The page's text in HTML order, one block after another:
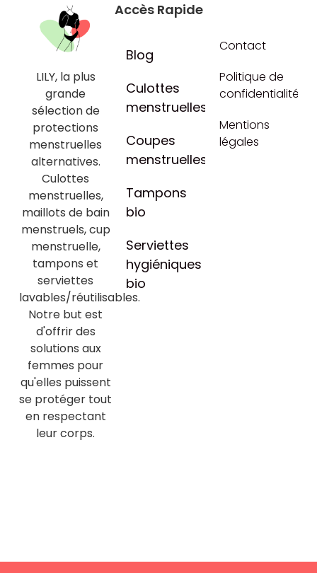
LILY, la plus
grande
sélection de
protections
menstruelles
alternatives.
Culottes
menstruelles,
maillots de bain
menstruels, cup
menstruelle,
tampons et
serviettes
lavables/réutilisables.
Notre but est
d'offrir des
solutions aux
femmes pour
qu'elles puissent
se protéger tout
en respectant
leur corps.
Accès Rapide
Blog
Culottes
menstruelles
Coupes
menstruelles
Tampons
bio
Serviettes
hygiéniques
bio
Contact
Politique de
confidentialité
Mentions
légales